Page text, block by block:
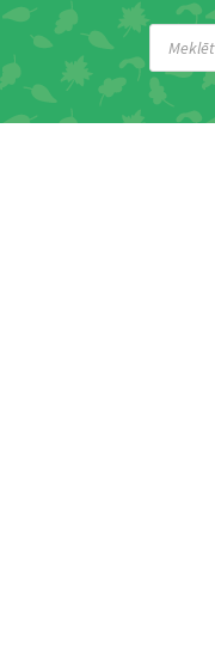
Products
search